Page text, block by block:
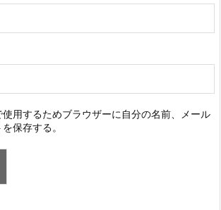
用するためブラウザーに自分の名前、メール
保存する。